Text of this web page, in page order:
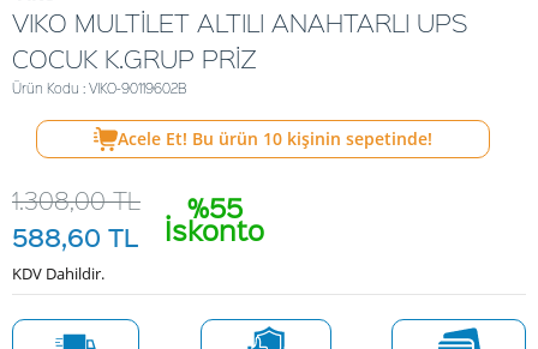
VIKO MULTİLET ALTILI ANAHTARLI UPS
COCUK K.GRUP PRİZ
Ürün Kodu : VIKO-90119602B
Acele Et! Bu ürün 10 kişinin sepetinde!
%55
İskonto
1.308,00TL
588,60 TL
KDV Dahildir.